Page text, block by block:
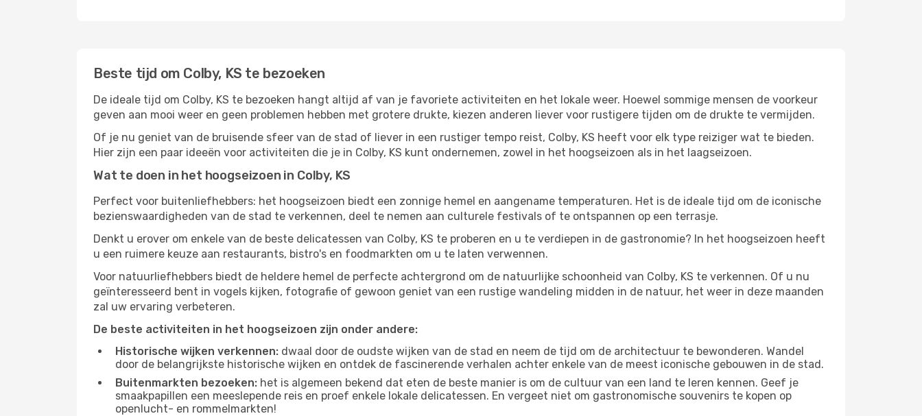
Beste tijd om Colby, KS te bezoeken
De ideale tijd om Colby, KS te bezoeken hangt altijd af van je favoriete activiteiten en het lokale weer. Hoewel sommige mensen de voorkeur
geven aan mooi weer en geen problemen hebben met grotere drukte, kiezen anderen liever voor rustigere tijden om de drukte te vermijden.
Of je nu geniet van de bruisende sfeer van de stad of liever in een rustiger tempo reist, Colby, KS heeft voor elk type reiziger wat te bieden.
Hier zijn een paar ideeën voor activiteiten die je in Colby, KS kunt ondernemen, zowel in het hoogseizoen als in het laagseizoen.
Wat te doen in het hoogseizoen in Colby, KS
Perfect voor buitenliefhebbers: het hoogseizoen biedt een zonnige hemel en aangename temperaturen. Het is de ideale tijd om de iconische
bezienswaardigheden van de stad te verkennen, deel te nemen aan culturele festivals of te ontspannen op een terrasje.
Denkt u erover om enkele van de beste delicatessen van Colby, KS te proberen en u te verdiepen in de gastronomie? In het hoogseizoen heeft
u een ruimere keuze aan restaurants, bistro's en foodmarkten om u te laten verwennen.
Voor natuurliefhebbers biedt de heldere hemel de perfecte achtergrond om de natuurlijke schoonheid van Colby, KS te verkennen. Of u nu
geïnteresseerd bent in vogels kijken, fotografie of gewoon geniet van een rustige wandeling midden in de natuur, het weer in deze maanden
zal uw ervaring verbeteren.
De beste activiteiten in het hoogseizoen zijn onder andere:
Historische wijken verkennen: dwaal door de oudste wijken van de stad en neem de tijd om de architectuur te bewonderen. Wandel
door de belangrijkste historische wijken en ontdek de fascinerende verhalen achter enkele van de meest iconische gebouwen in de stad.
Buitenmarkten bezoeken: het is algemeen bekend dat eten de beste manier is om de cultuur van een land te leren kennen. Geef je
smaakpapillen een meeslepende reis en proef enkele lokale delicatessen. En vergeet niet om gastronomische souvenirs te kopen op
openlucht- en rommelmarkten!